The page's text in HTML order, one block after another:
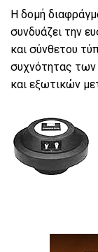
Η δομή
συνδυάζει την
και σύνθετου
συχνότητας των
και εξωτικών